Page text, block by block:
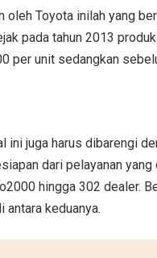
oleh Toyota inilah yang
pada tahun 2013
per unit sedangkan
juga harus dibarengi
dari pelayanan
hingga 302 dealer.
antara keduanya.